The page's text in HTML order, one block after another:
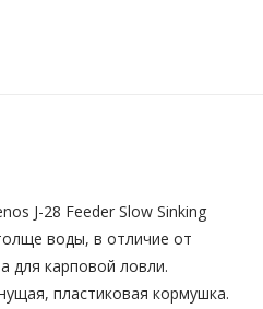
J-28 Feeder Slow Sinking
воды, в отличие от
для карповой ловли.
пластиковая кормушка.